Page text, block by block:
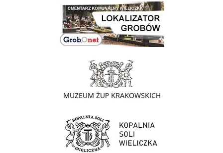
link do lokalizatora grobów na wielickim cmentarzu - grobnet
link do strony - Muzeum Żup Krakowskich Wieliczka
link do strony Kopalni Soli Wieliczka